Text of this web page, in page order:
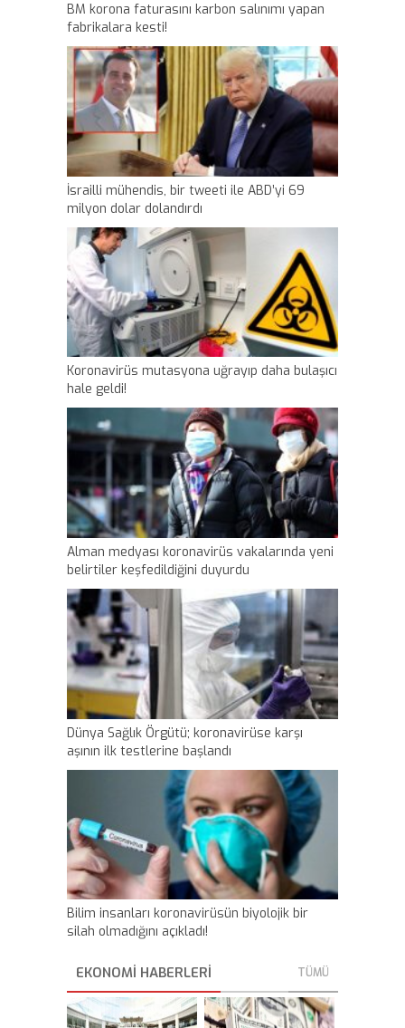
BM korona faturasını karbon salınımı yapan
fabrikalara kesti!
İsrailli mühendis, bir tweeti ile ABD’yi 69
milyon dolar dolandırdı
Koronavirüs mutasyona uğrayıp daha bulaşıcı
hale geldi!
Alman medyası koronavirüs vakalarında yeni
belirtiler keşfedildiğini duyurdu
Dünya Sağlık Örgütü; koronavirüse karşı
aşının ilk testlerine başlandı
Bilim insanları koronavirüsün biyolojik bir
silah olmadığını açıkladı!
EKONOMI HABERLERİ TÜMÜ